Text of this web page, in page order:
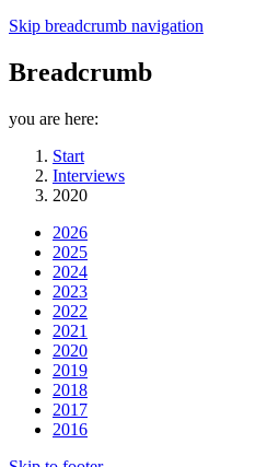
Skip breadcrumb navigation
Breadcrumb
you are here:
Start
Interviews
2020
2026
2025
2024
2023
2022
2021
2020
2019
2018
2017
2016